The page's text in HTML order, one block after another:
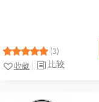
(3)
比较
收藏